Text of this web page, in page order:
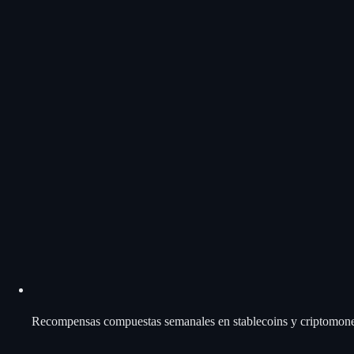
Recompensas compuestas semanales en stablecoins y